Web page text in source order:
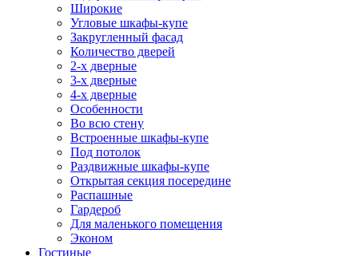
Широкие
Угловые шкафы-купе
Закругленный фасад
Количество дверей
2-х дверные
3-х дверные
4-х дверные
Особенности
Во всю стену
Встроенные шкафы-купе
Под потолок
Раздвижные шкафы-купе
Открытая секция посередине
Распашные
Гардероб
Для маленького помещения
Эконом
Гостиные